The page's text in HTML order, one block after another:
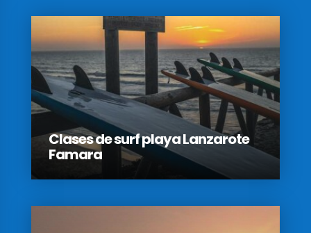
Clases de surf playa Lanzarote
Famara